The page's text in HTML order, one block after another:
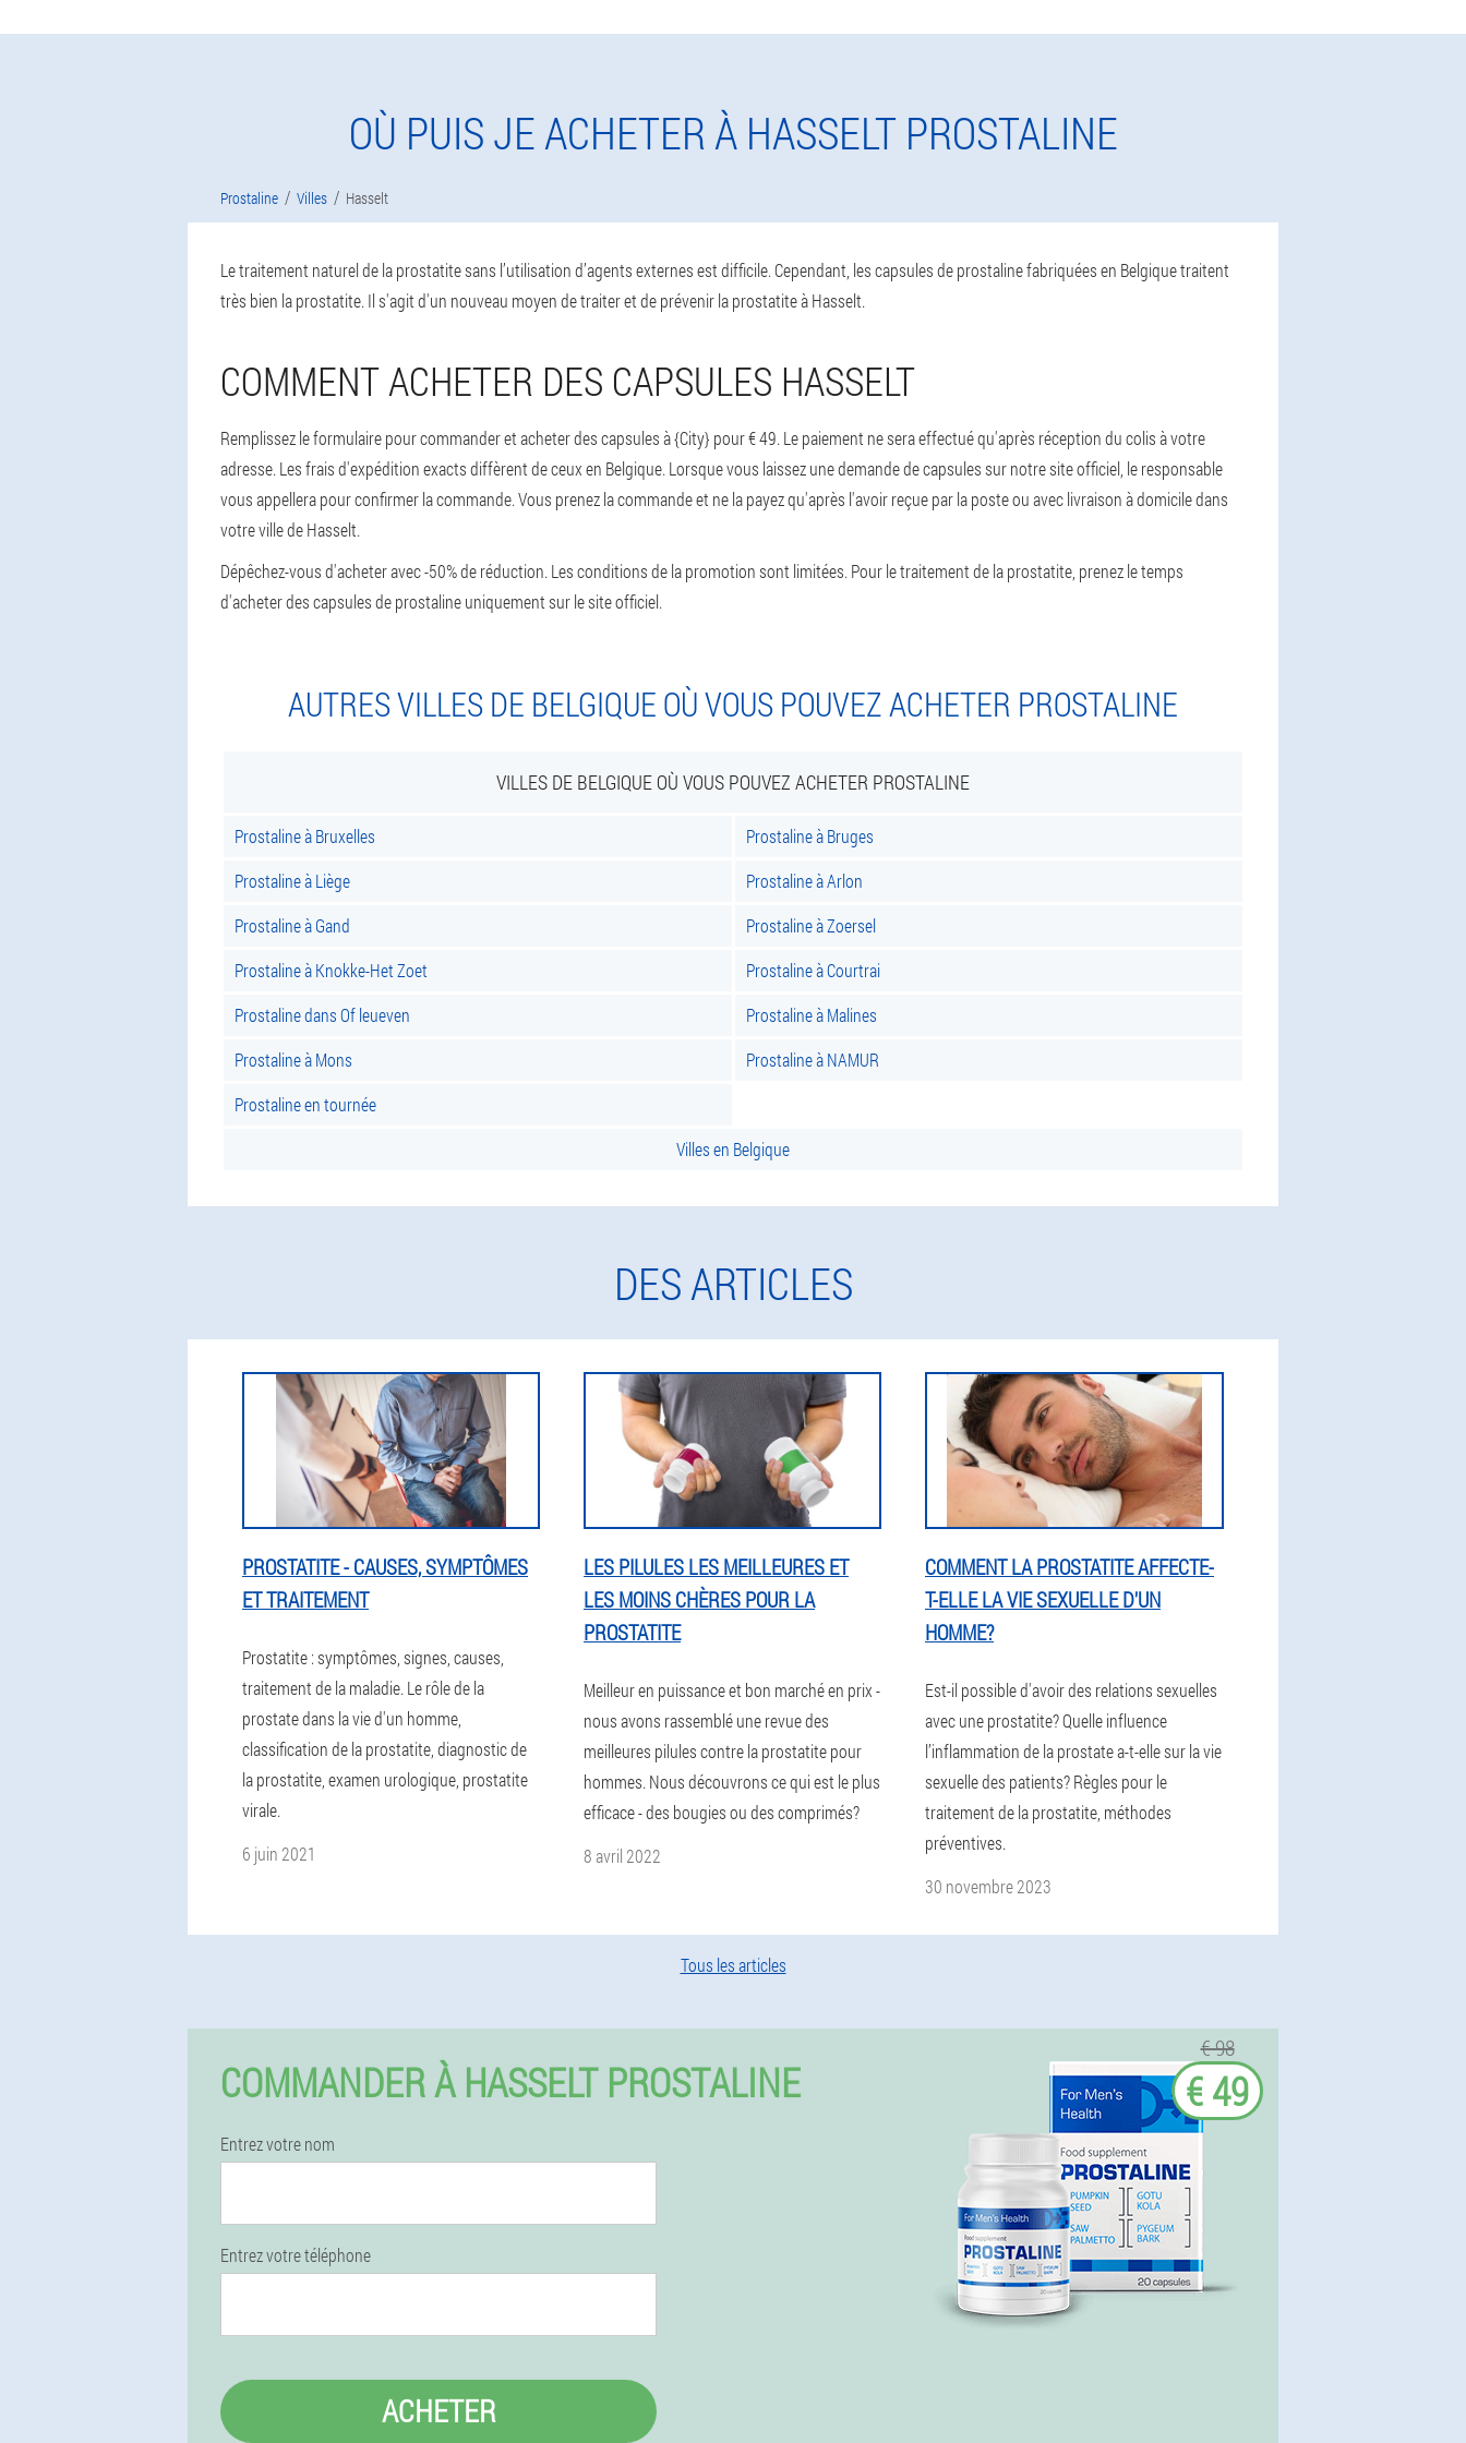
OÙ PUIS JE ACHETER À HASSELT PROSTALINE
Prostaline Villes Hasselt
Le traitement naturel de la prostatite sans l’utilisation d’agents externes est difficile. Cependant, les capsules de prostaline fabriquées en Belgique traitent
très bien la prostatite. Il s'agit d'un nouveau moyen de traiter et de prévenir la prostatite à Hasselt.
COMMENT ACHETER DES CAPSULES HASSELT
Remplissez le formulaire pour commander et acheter des capsules à {City} pour € 49. Le paiement ne sera effectué qu'après réception du colis à votre
adresse. Les frais d'expédition exacts diffèrent de ceux en Belgique. Lorsque vous laissez une demande de capsules sur notre site officiel, le responsable
vous appellera pour confirmer la commande. Vous prenez la commande et ne la payez qu'après l'avoir reçue par la poste ou avec livraison à domicile dans
votre ville de Hasselt.
Dépêchez-vous d'acheter avec -50% de réduction. Les conditions de la promotion sont limitées. Pour le traitement de la prostatite, prenez le temps
d'acheter des capsules de prostaline uniquement sur le site officiel.
AUTRES VILLES DE BELGIQUE OÙ VOUS POUVEZ ACHETER PROSTALINE
VILLES DE BELGIQUE OÙ VOUS POUVEZ ACHETER PROSTALINE
Prostaline à Bruxelles
Prostaline à Bruges
Prostaline à Liège
Prostaline à Arlon
Prostaline à Gand
Prostaline à Zoersel
Prostaline à Knokke-Het Zoet
Prostaline à Courtrai
Prostaline dans Of leueven
Prostaline à Malines
Prostaline à Mons
Prostaline à NAMUR
Prostaline en tournée
Villes en Belgique
DES ARTICLES
PROSTATITE - CAUSES, SYMPTÔMES
ET TRAITEMENT
Prostatite : symptômes, signes, causes,
traitement de la maladie. Le rôle de la
prostate dans la vie d'un homme,
classification de la prostatite, diagnostic de
la prostatite, examen urologique, prostatite
virale.
6 juin 2021
LES PILULES LES MEILLEURES ET
LES MOINS CHÈRES POUR LA
PROSTATITE
Meilleur en puissance et bon marché en prix -
nous avons rassemblé une revue des
meilleures pilules contre la prostatite pour
hommes. Nous découvrons ce qui est le plus
efficace - des bougies ou des comprimés?
8 avril 2022
COMMENT LA PROSTATITE AFFECTE-
T-ELLE LA VIE SEXUELLE D'UN
HOMME?
Est-il possible d'avoir des relations sexuelles
avec une prostatite? Quelle influence
l’inflammation de la prostate a-t-elle sur la vie
sexuelle des patients? Règles pour le
traitement de la prostatite, méthodes
préventives.
30 novembre 2023
Tous les articles
COMMANDER À HASSELT PROSTALINE
Entrez votre nom
Entrez votre téléphone
ACHETER
€ 98
€ 49